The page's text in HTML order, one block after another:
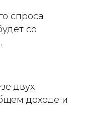
спроса
со
двух
доходе и